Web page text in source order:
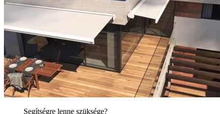
Segítségre lenne szüksége?